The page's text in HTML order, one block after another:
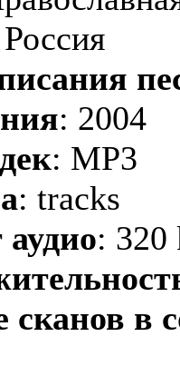
: 2004
: MP3
: tracks
: 320
сканов в